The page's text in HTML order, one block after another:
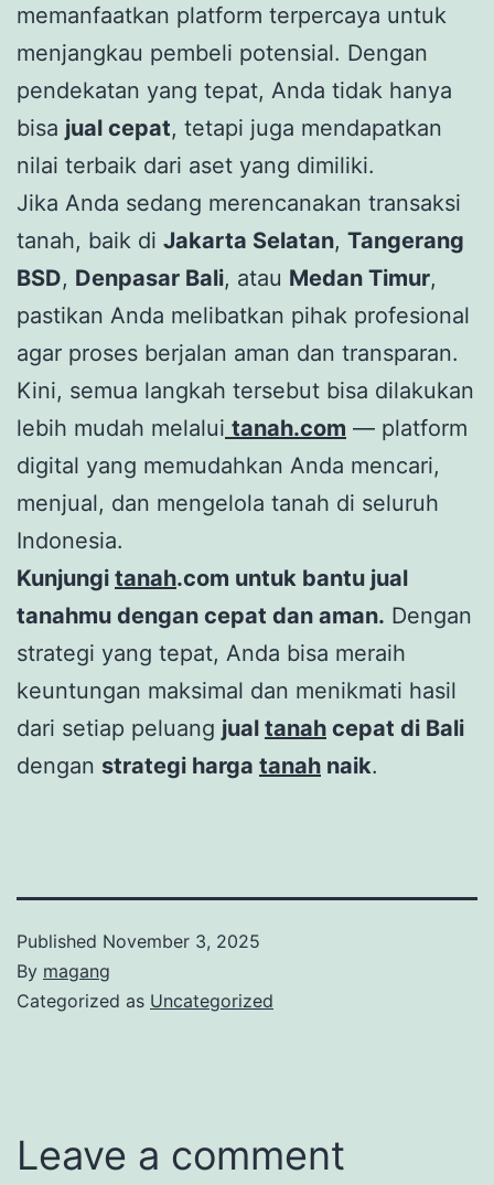
memanfaatkan platform terpercaya untuk
menjangkau pembeli potensial. Dengan
pendekatan yang tepat, Anda tidak hanya
bisa jual cepat, tetapi juga mendapatkan
nilai terbaik dari aset yang dimiliki.
Jika Anda sedang merencanakan transaksi
tanah, baik di Jakarta Selatan, Tangerang
BSD, Denpasar Bali, atau Medan Timur,
pastikan Anda melibatkan pihak profesional
agar proses berjalan aman dan transparan.
Kini, semua langkah tersebut bisa dilakukan
lebih mudah melalui tanah.com — platform
digital yang memudahkan Anda mencari,
menjual, dan mengelola tanah di seluruh
Indonesia.
Kunjungi tanah.com untuk bantu jual
tanahmu dengan cepat dan aman. Dengan
strategi yang tepat, Anda bisa meraih
keuntungan maksimal dan menikmati hasil
dari setiap peluang jual tanah cepat di Bali
dengan strategi harga tanah naik.
Published November 3, 2025
By magang
Categorized as Uncategorized
Leave a comment